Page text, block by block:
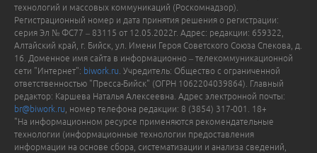
технологий и массовых коммуникаций (Роскомнадзор).
Регистрационный номер и дата принятия решения о регистрации:
серия Эл № ФС77 – 83115 от 12.05.2022г. Адрес: редакции: 659322,
Алтайский край, г. Бийск, ул. Имени Героя Советского Союза Спекова, д.
16. Доменное имя сайта в информационно – телекоммуникационной
сети "Интернет": biwork.ru . Учредитель: Общество с ограниченной
ответственностью "Пресса-Бийск" (ОГРН 1062204039864). Главный
редактор: Каршева Наталья Алексеевна. Адрес электронной почты:
br@biwork.ru , номер телефона редакции: 8 (3854) 317-001. 18+
"На информационном ресурсе применяются рекомендательные
технологии (информационные технологии предоставления
информации на основе сбора, систематизации и анализа сведений,